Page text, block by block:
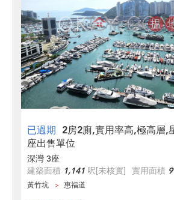
已過期 2房2廁,實用率高,極高層,
座出售單位
深灣 3座
建築面積 1,141 呎[未核實] 實用面積
黃竹坑 惠福道